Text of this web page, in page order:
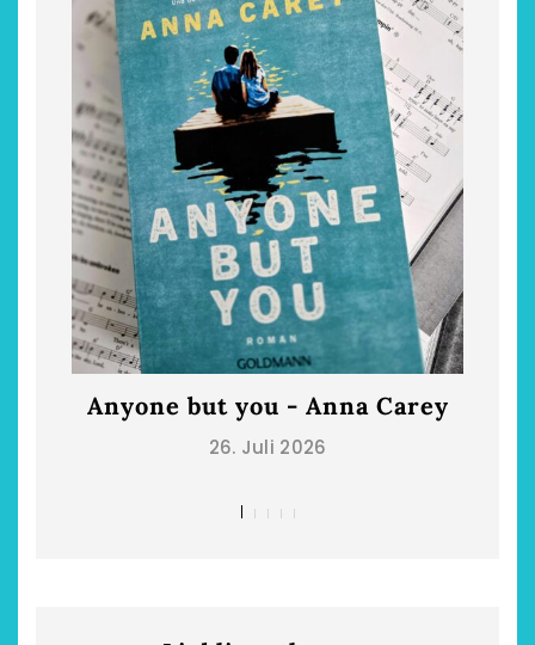
Anyone but you - Anna Carey
26. Juli 2026